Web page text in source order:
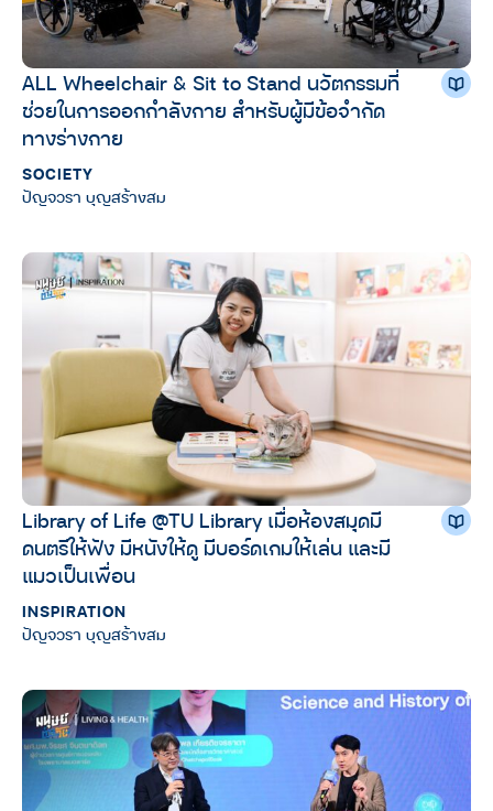
ALL Wheelchair & Sit to Stand นวัตกรรมที่
ช่วยในการออกกำลังกาย สำหรับผู้มีข้อจำกัด
ทางร่างกาย
SOCIETY
ปัญจวรา บุญสร้างสม
Library of Life @TU Library เมื่อห้องสมุดมี
ดนตรีให้ฟัง มีหนังให้ดู มีบอร์ดเกมให้เล่น และมี
แมวเป็นเพื่อน
INSPIRATION
ปัญจวรา บุญสร้างสม